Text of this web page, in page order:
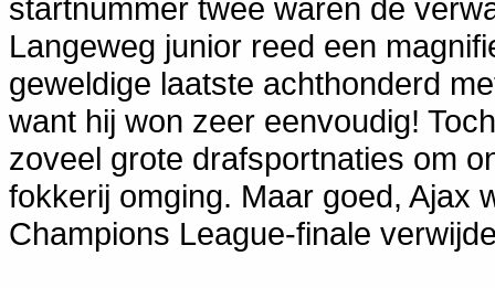
startnummer twee waren de
Langeweg junior reed een
geweldige laatste achthonderd
want hij won zeer eenvoudig!
zoveel grote drafsportnaties om
fokkerij omging. Maar goed, Ajax
Champions League-finale